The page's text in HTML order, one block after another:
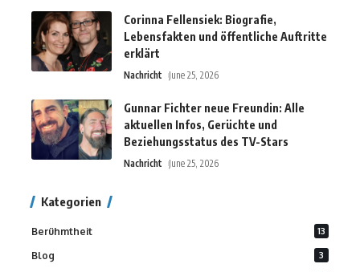
Corinna Fellensiek: Biografie,
Lebensfakten und öffentliche Auftritte
erklärt
Nachricht June 25, 2026
Gunnar Fichter neue Freundin: Alle
aktuellen Infos, Gerüchte und
Beziehungsstatus des TV-Stars
Nachricht June 25, 2026
Kategorien
Berühmtheit 13
Blog 3